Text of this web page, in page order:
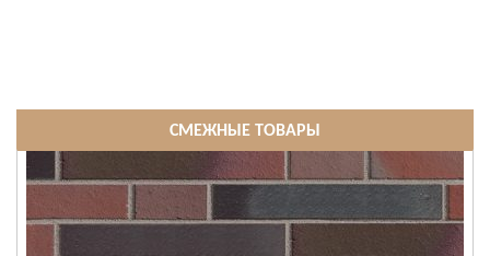
СМЕЖНЫЕ ТОВАРЫ